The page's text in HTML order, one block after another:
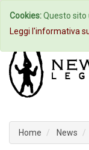
Home
Home News
Cookies:Questo sito
Leggi l'informativa